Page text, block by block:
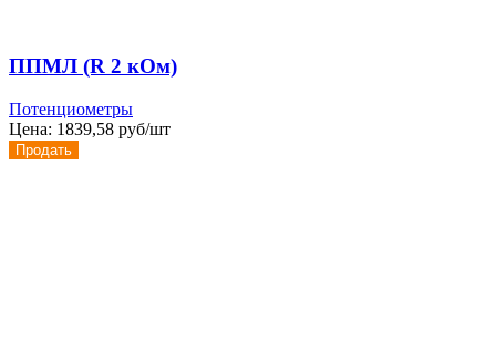
ППМЛ (R 2 кОм)
Потенциометры
Цена: 1839,58 руб/шт
Продать